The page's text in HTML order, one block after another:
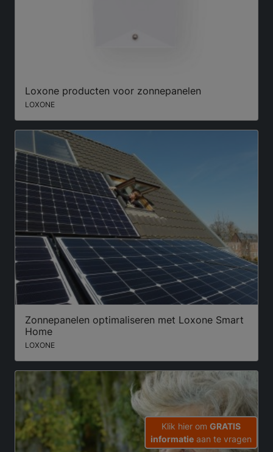
Loxone producten voor zonnepanelen
LOXONE
Zonnepanelen optimaliseren met Loxone Smart
Home
LOXONE
Klik hier om GRATIS
informatie aan te vragen